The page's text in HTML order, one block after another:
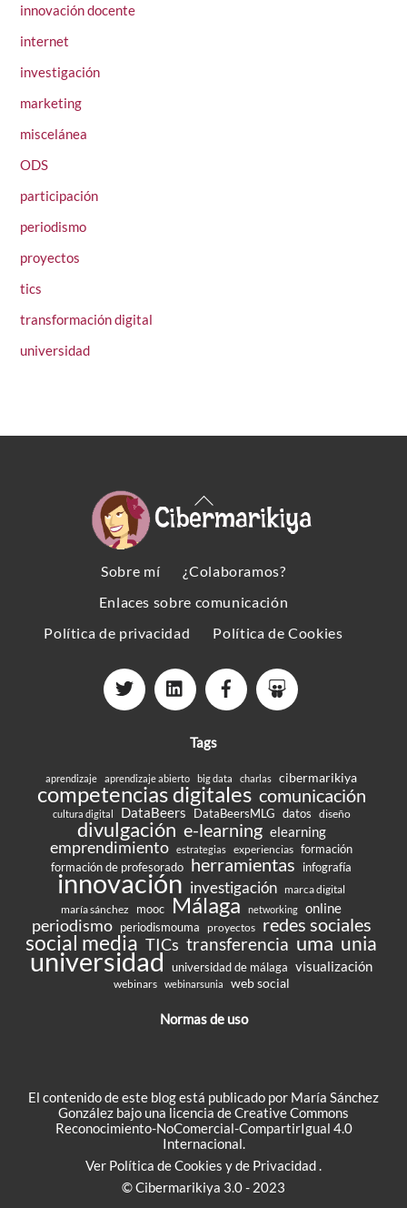
innovación docente
internet
investigación
marketing
miscelánea
ODS
participación
periodismo
proyectos
tics
transformación digital
universidad
Back
To
Sobre mí
¿Colaboramos?
Enlaces sobre comunicación
Política de privacidad
Política de Cookies
Tags
aprendizaje aprendizaje abierto big data charlas cibermarikiya
competencias digitales comunicación
cultura digital DataBeers DataBeersMLG datos diseño
divulgación e-learning elearning
emprendimiento estrategias experiencias formación
formación de profesorado herramientas infografía
innovación investigación marca digital
maría sánchez
mooc Málaga networking online
periodismo periodismouma proyectos redes sociales
social media TICs transferencia uma unia
universidad universidad de málaga visualización
webinars webinarsunia web social
Normas de uso
El contenido de este blog está publicado por María Sánchez
González bajo una licencia de Creative Commons
Reconocimiento-NoComercial-CompartirIgual 4.0
Internacional.
Ver Política de Cookies y de Privacidad.
© Cibermarikiya 3.0 - 2023